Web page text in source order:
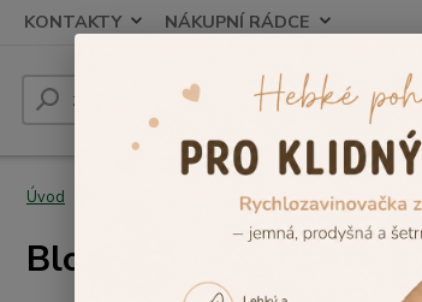
KONTAKTY NÁKUPNÍ RÁDCE
Úvod
Blog